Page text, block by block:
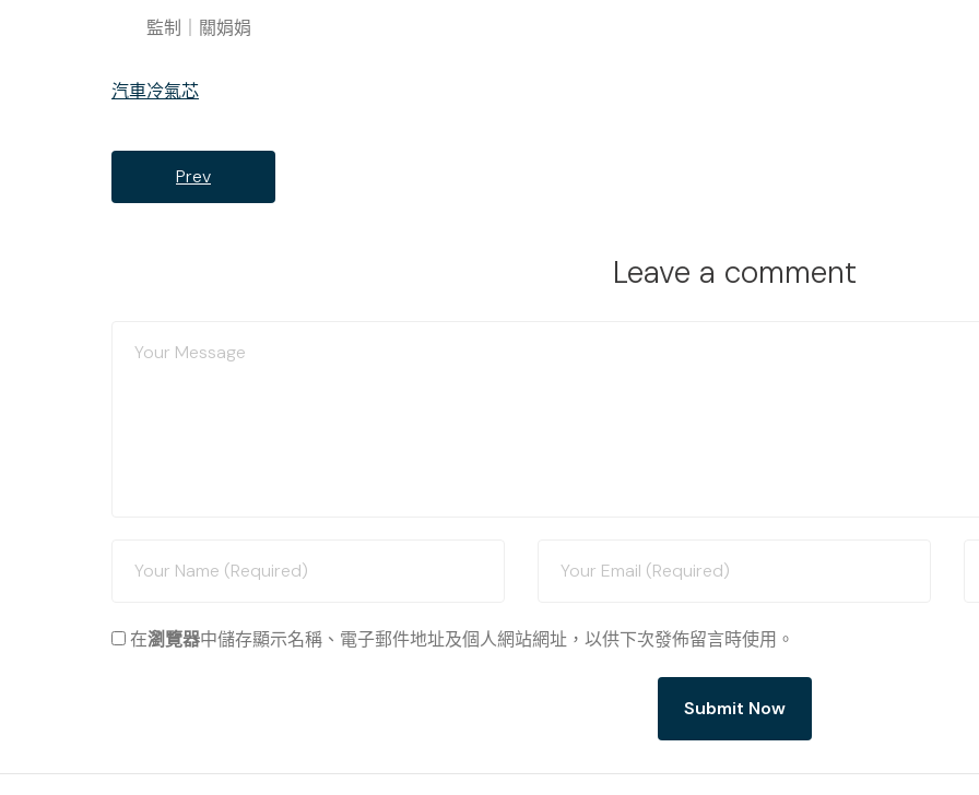
監制｜關娟娟
汽車冷氣芯
Prev
Leave a comment
在瀏覽器中儲存顯示名稱、電子郵件地址及個人網站網址，以供下次發佈留言時使用。